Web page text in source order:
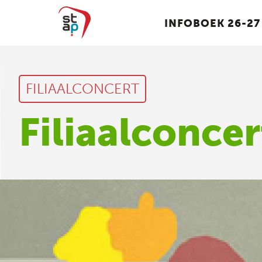
INFOBOEK 26-27
MUZIEK KLASSIEK
Volwassenen
Instrumenten
Ensembles
MUZIEK
Ensembles
FILIAALCONCERT